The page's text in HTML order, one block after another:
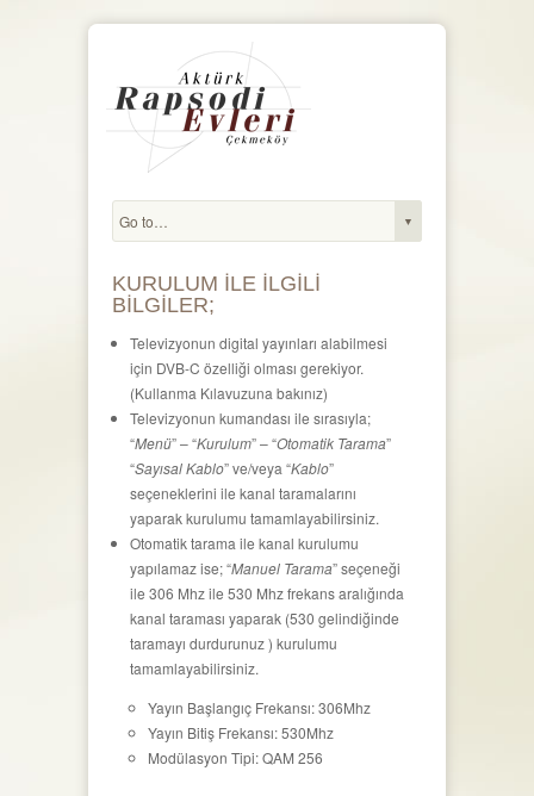
KURULUM İLE İLGİLİ
BİLGİLER;
Televizyonun digital yayınları alabilmesi
için DVB-C özelliği olması gerekiyor.
(Kullanma Kılavuzuna bakınız)
Televizyonun kumandası ile sırasıyla;
“Menü” – “Kurulum” – “Otomatik Tarama”
“Sayısal Kablo” ve/veya “Kablo”
seçeneklerini ile kanal taramalarını
yaparak kurulumu tamamlayabilirsiniz.
Otomatik tarama ile kanal kurulumu
yapılamaz ise; “Manuel Tarama” seçeneği
ile 306 Mhz ile 530 Mhz frekans aralığında
kanal taraması yaparak (530 gelindiğinde
taramayı durdurunuz ) kurulumu
tamamlayabilirsiniz.
Yayın Başlangıç Frekansı: 306Mhz
Yayın Bitiş Frekansı: 530Mhz
Modülasyon Tipi: QAM 256